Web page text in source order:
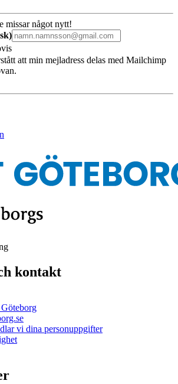
missar något nytt!
att min mejladress delas med Mailchimp
kontakt
vi dina personuppgifter